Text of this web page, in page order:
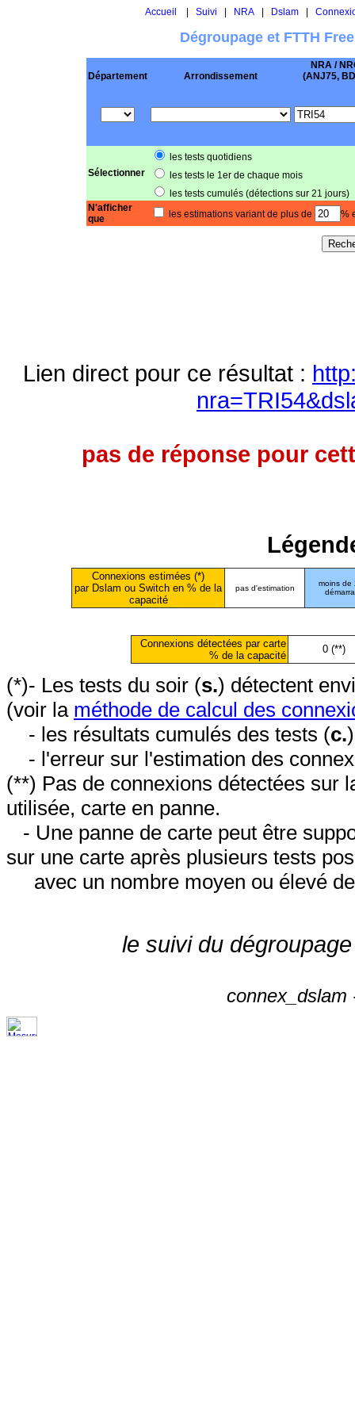
Accueil Suivi NRA| Dslam|
Dégroupage et FTTH
Département Arrondissement
NRA /
(ANJ75,
Sélectionner
les tests quotidiens
les tests le 1er de chaque mois
les tests cumulés (détections sur 21 jours)
N'afficher
que
les estimations variant de plus de %
Lien direct pour ce résultat :
pas de réponse pour
Connexions estimées (*)
par Dslam ou Switch en % de la
capacité
pas d'estimation
moins de
Connexions détectées par carte
% de la capacité
0 (**)
(*)- Les tests du soir (s.) détectent
(voir la méthode de calcul des
- les résultats cumulés des tests (c.
- l'erreur sur l'estimation des
(**) Pas de connexions détectées sur
utilisée, carte en panne.
- Une panne de carte peut être
sur une carte après plusieurs tests
avec un nombre moyen ou élevé
le suivi du
connex_dslam